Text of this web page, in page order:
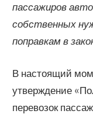
пассажиров
собственных
поправкам в
В настоящий
утверждение
перевозок